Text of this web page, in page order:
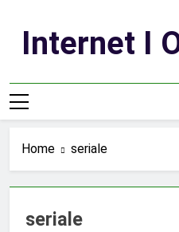
contentInternet I
Home seriale
seriale